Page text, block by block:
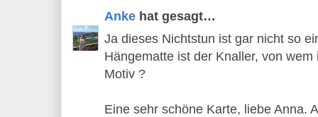
Anke hat gesagt…
Ja dieses Nichtstun ist gar nicht so
Hängematte ist der Knaller, von
Motiv ?
Eine sehr schöne Karte, liebe Anna.